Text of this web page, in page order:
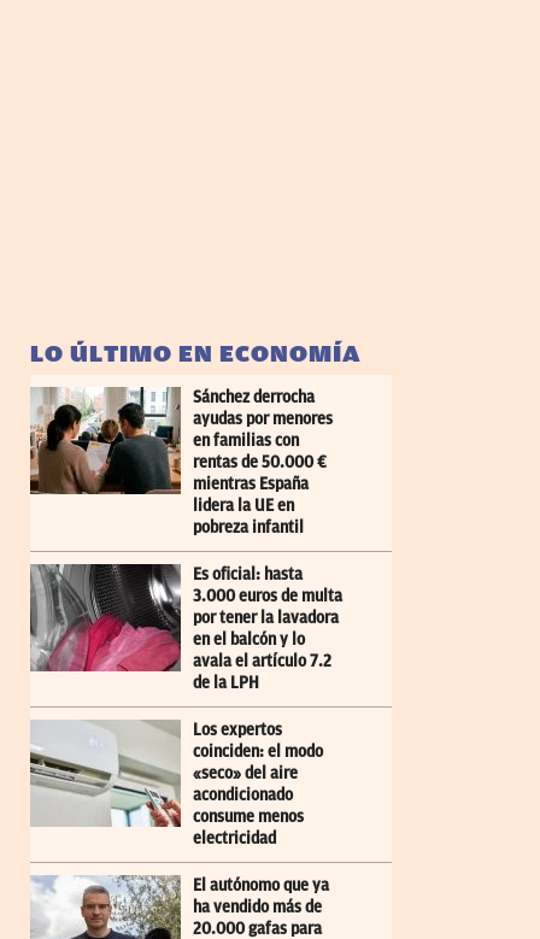
LO ÚLTIMO EN ECONOMÍA
Sánchez derrocha
ayudas por menores
en familias con
rentas de 50.000 €
mientras España
lidera la UE en
pobreza infantil
Es oficial: hasta
3.000 euros de multa
por tener la lavadora
en el balcón y lo
avala el artículo 7.2
de la LPH
Los expertos
coinciden: el modo
«seco» del aire
acondicionado
consume menos
electricidad
El autónomo que ya
ha vendido más de
20.000 gafas para